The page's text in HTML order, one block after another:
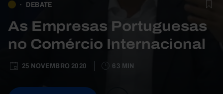
DEBATE
As Empresas Portuguesas
no Comércio Internacional
25 NOVEMBRO 2020 63 MIN